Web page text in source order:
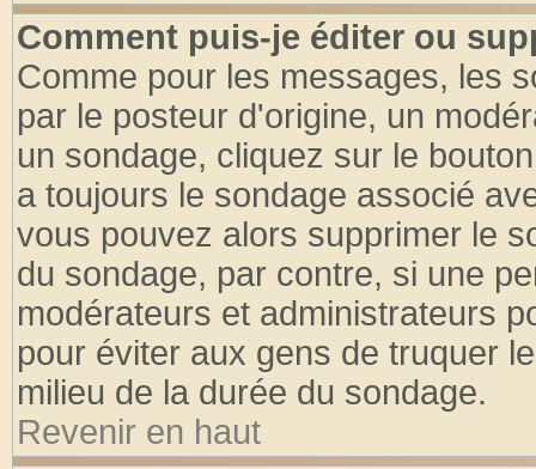
Comment puis-je éditer ou
Comme pour les messages, les
par le posteur d'origine, un
un sondage, cliquez sur le
a toujours le sondage associé
vous pouvez alors supprimer le
du sondage, par contre, si une
modérateurs et administrateurs
pour éviter aux gens de truquer
milieu de la durée du sondage.
Revenir en haut